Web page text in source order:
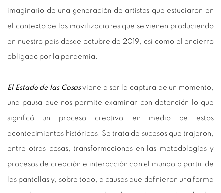
imaginario de una generación de artistas que estudiaron en
el contexto de las movilizaciones que se vienen produciendo
en nuestro país desde octubre de 2019, así como el encierro
obligado por la pandemia.
El Estado de las Cosasviene a ser la captura de un momento,
una pausa que nos permite examinar con detención lo que
significó un proceso creativo en medio de estos
acontecimientos históricos. Se trata de sucesos que trajeron,
entre otras cosas, transformaciones en las metodologías y
procesos de creación e interacción con el mundo a partir de
las pantallas y, sobre todo, a causas que definieron una forma